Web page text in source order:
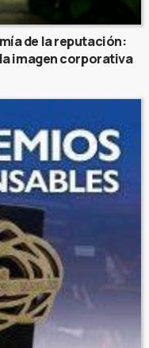
de la reputación:
imagen corporativa